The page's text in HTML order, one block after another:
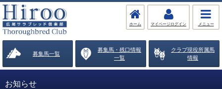
ホーム マイページログイン メニュー
募集馬一覧
募集馬・残口情報
一覧
クラブ現役所属馬
情報
お知らせ